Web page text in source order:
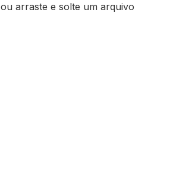
ou arraste e solte um arquivo